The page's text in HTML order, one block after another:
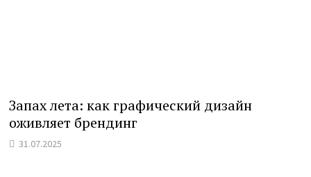
Запах лета: как графический дизайн
оживляет брендинг
31.07.2025